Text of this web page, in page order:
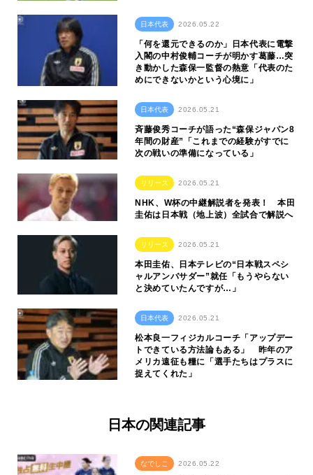
日本代表 2026.05.22
「何を還元できるのか」日本代表に電撃
入閣の中村俊輔コーチが明かす葛藤…突
き動かした森保一監督の熱意「代表のた
めにできないかという心境に」
日本代表 2026.05.21
斉藤俊秀コーチが語った“森保ジャパン8
年間の財産”「これまでの経験がすでに
次の戦いの準備になっている」
リリース 2026.05.21
NHK、W杯の中継解説者を発表！ 本田
圭佑は日本戦（地上波）全試合で解説へ
リリース 2026.05.21
本田圭佑、日本テレビの“日本戦スペシ
ャルアンバサダー”就任「もうやらない
と決めていたんですが…」
日本代表 2026.05.21
松本良一フィジカルコーチ「アップデー
トできている方法論もある」 昨年のア
メリカ遠征も糧に「選手たちはプラスに
捉えてくれた」
日本の関連記事
なでしこ 2026.05.22